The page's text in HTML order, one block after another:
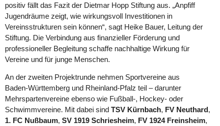
positiv fällt das Fazit der Dietmar Hopp Stiftung aus. „Anpfiff
Jugendräume zeigt, wie wirkungsvoll Investitionen in
Vereinsstrukturen sein können“, sagt Heike Bauer, Leitung der
Stiftung. Die Verbindung aus finanzieller Förderung und
professioneller Begleitung schaffe nachhaltige Wirkung für
Vereine und für junge Menschen.
An der zweiten Projektrunde nehmen Sportvereine aus
Baden‑Württemberg und Rheinland‑Pfalz teil – darunter
Mehrspartenvereine ebenso wie Fußball‑, Hockey‑ oder
Schwimmvereine. Mit dabei sind TSV Kürnbach, FV Neuthard,
1. FC Nußbaum, SV 1919 Schriesheim, FV 1924 Freinsheim,